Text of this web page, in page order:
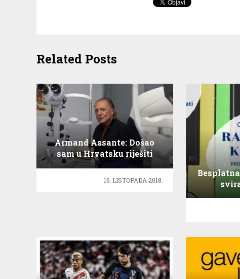
Related Posts
Armand Assante: Došao
sam u Hrvatsku riješiti
probleme s vidom!
16. LISTOPADA 2018.